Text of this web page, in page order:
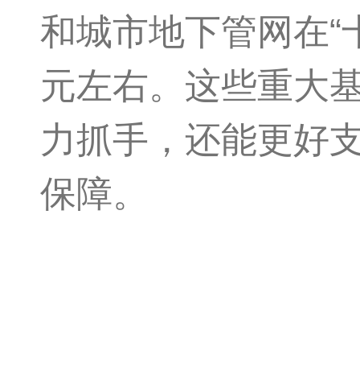
和城市地下管网在“
元左右。这些重大
力抓手，还能更好
保障。